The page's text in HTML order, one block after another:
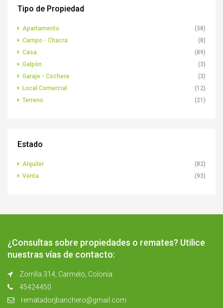
Tipo de Propiedad
Apartamento
(38)
Campo - Chacra
(8)
Casa
(89)
Galpón
(3)
Garaje - Cochera
(3)
Local Comercial
(12)
Terreno
(21)
Estado
Alquiler
(82)
Venta
(93)
¿Consultas sobre propiedades o remates? Utilice
nuestras vías de contacto:
Zorrilla 314, Carmelo, Colonia
45424450
rematadorjbanchero@gmail.com